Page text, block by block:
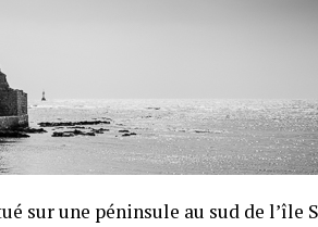
sur une péninsule au sud de l’île